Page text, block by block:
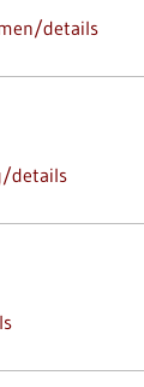
details
details